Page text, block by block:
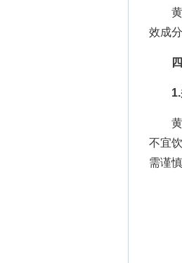
黄芪
效成
1.
黄芪
不宜
需谨